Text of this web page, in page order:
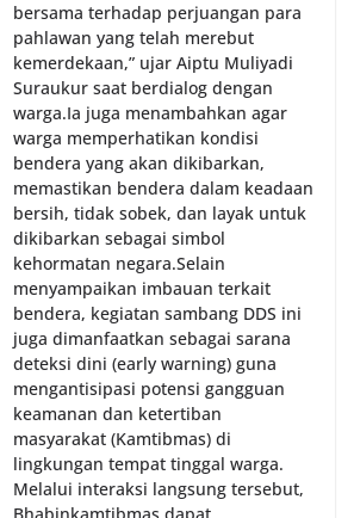
bersama terhadap perjuangan para
pahlawan yang telah merebut
kemerdekaan,” ujar Aiptu Muliyadi
Suraukur saat berdialog dengan
warga.‎‎Ia juga menambahkan agar
warga memperhatikan kondisi
bendera yang akan dikibarkan,
memastikan bendera dalam keadaan
bersih, tidak sobek, dan layak untuk
dikibarkan sebagai simbol
kehormatan negara.‎‎‎Selain
menyampaikan imbauan terkait
bendera, kegiatan sambang DDS ini
juga dimanfaatkan sebagai sarana
deteksi dini (early warning) guna
mengantisipasi potensi gangguan
keamanan dan ketertiban
masyarakat (Kamtibmas) di
lingkungan tempat tinggal warga.
Melalui interaksi langsung tersebut,